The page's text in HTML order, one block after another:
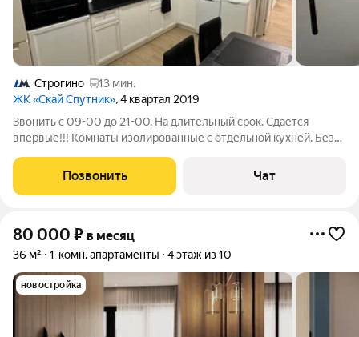
Строгино
13 мин.
ЖК «Скай Спутник», 4 квартал 2019
Звонить с 09-00 до 21-00. На длительный срок. Сдается
впервые!!! Комнаты изолированные с отдельной кухней. Без
человек.Показы в любой день по предварительной
договоренности.
Позвонить Чат
80 000 ₽ в месяц
36 м² 1-комн. апартаменты 4 этаж из 10
новостройка